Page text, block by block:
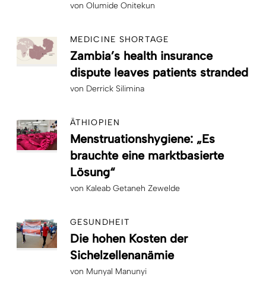
von Olumide Onitekun
MEDICINE SHORTAGE
Zambia’s health insurance
dispute leaves patients stranded
von Derrick Silimina
ÄTHIOPIEN
Menstruationshygiene: „Es
brauchte eine marktbasierte
Lösung“
von Kaleab Getaneh Zewelde
GESUNDHEIT
Die hohen Kosten der
Sichelzellenanämie
von Munyal Manunyi